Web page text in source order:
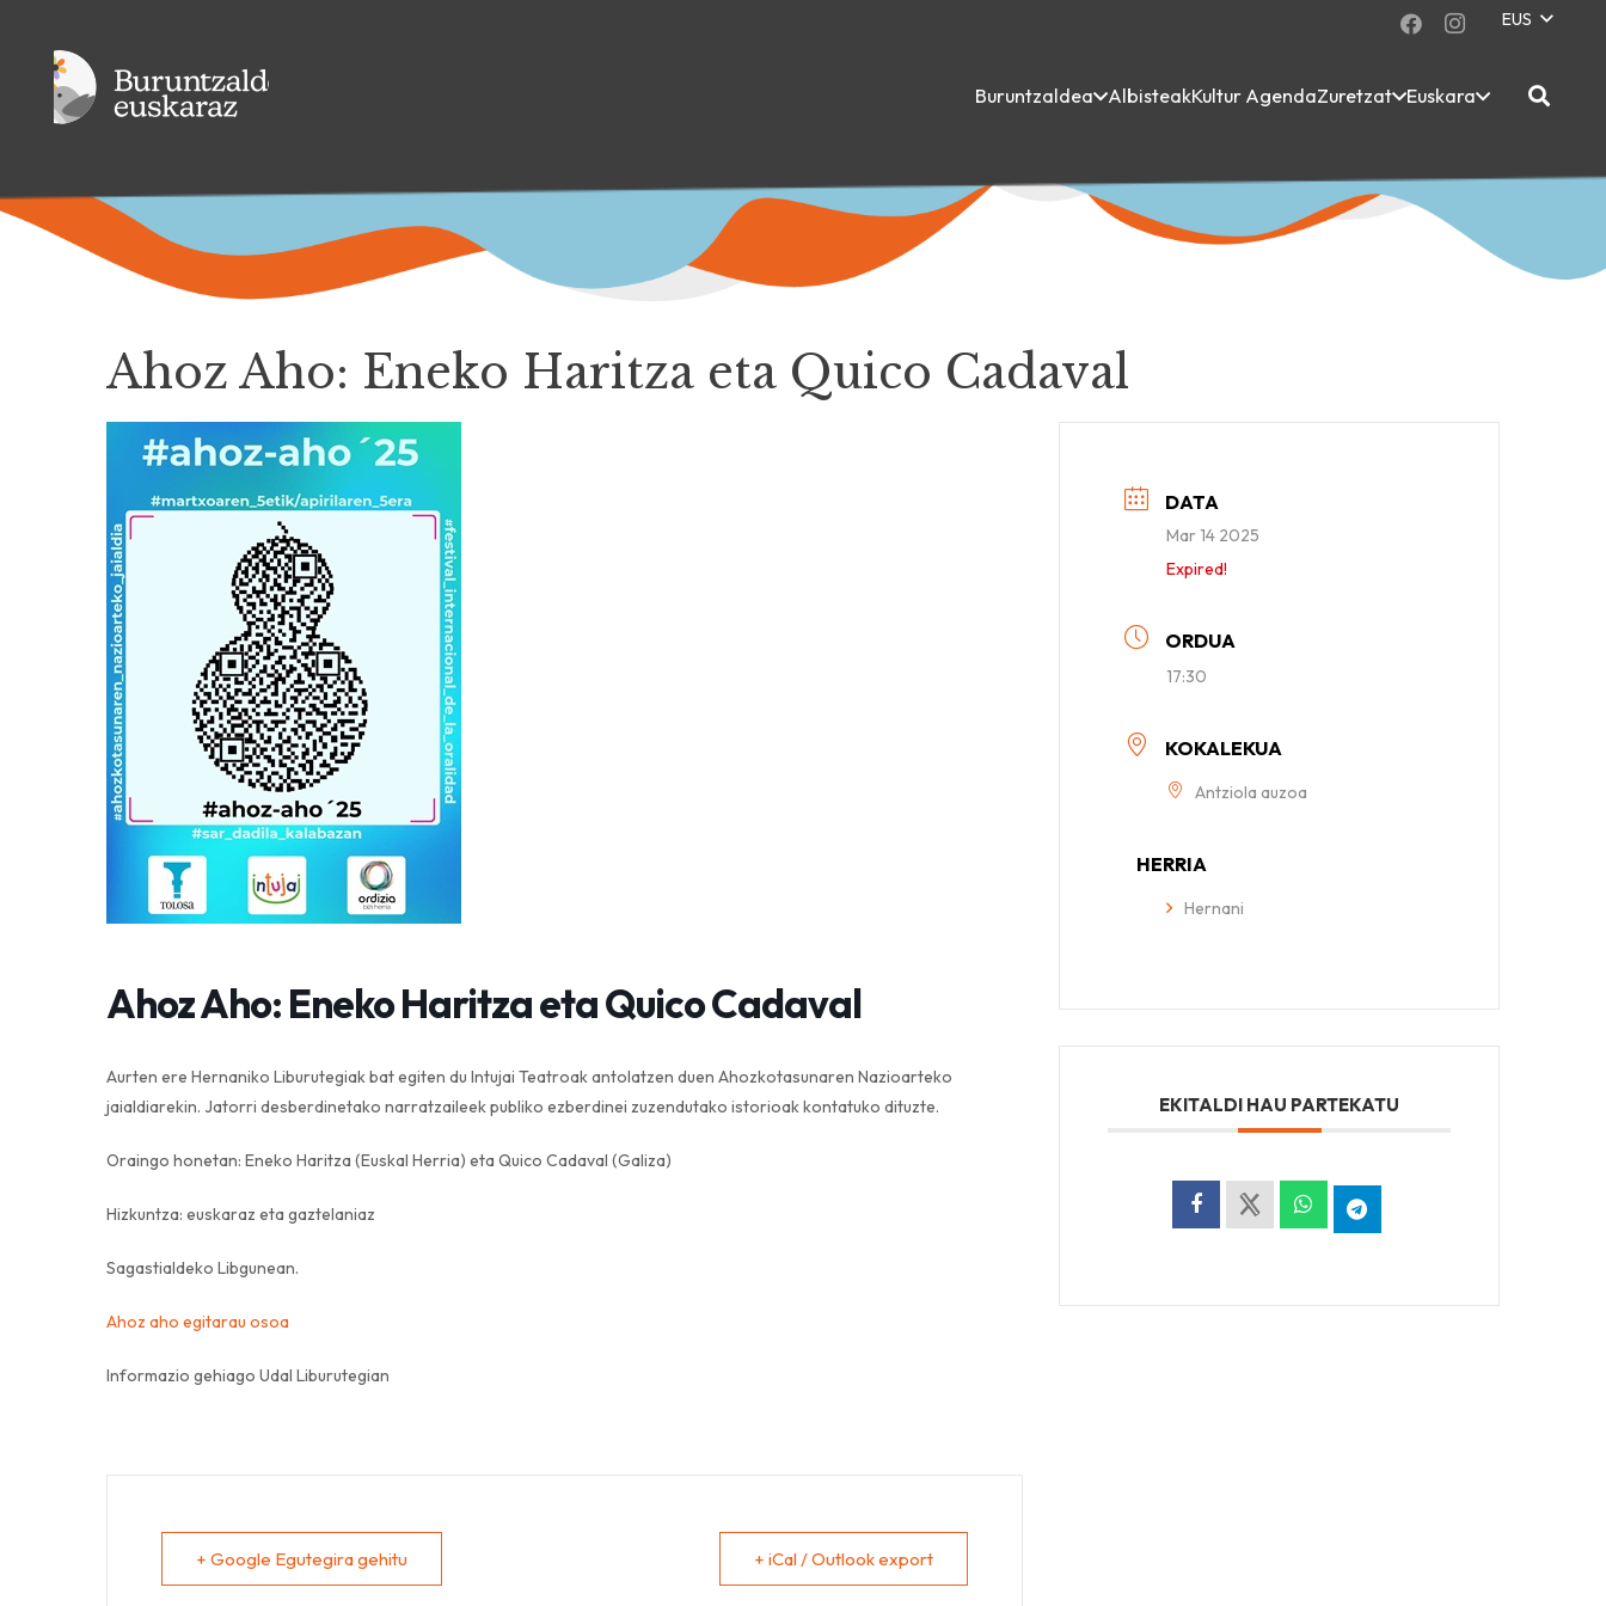
EUS
Buruntzaldea AlbisteakKultur AgendaZuretzat Euskara
Ahoz Aho: Eneko Haritza eta Quico Cadaval
Ahoz Aho: Eneko Haritza eta Quico Cadaval
Aurten ere Hernaniko Liburutegiak bat egiten du Intujai Teatroak antolatzen duen Ahozkotasunaren Nazioarteko
jaialdiarekin. Jatorri desberdinetako narratzaileek publiko ezberdinei zuzendutako istorioak kontatuko dituzte.
Oraingo honetan: Eneko Haritza (Euskal Herria) eta Quico Cadaval (Galiza)
Hizkuntza: euskaraz eta gaztelaniaz
Sagastialdeko Libgunean.
Ahoz aho egitarau osoa
Informazio gehiago Udal Liburutegian
+ Google Egutegira gehitu + iCal / Outlook export
DATA
Mar 14 2025
Expired!
ORDUA
17:30
KOKALEKUA
Antziola auzoa
HERRIA
Hernani
EKITALDI HAU PARTEKATU